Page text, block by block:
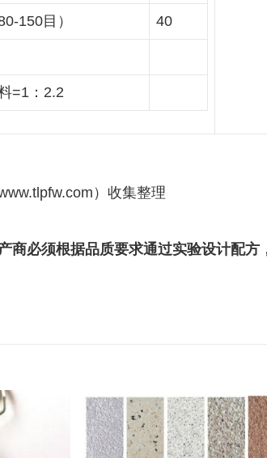
150目） 40
=1：2.2
）收集整理
商必须根据品质要求通过实验设计配方